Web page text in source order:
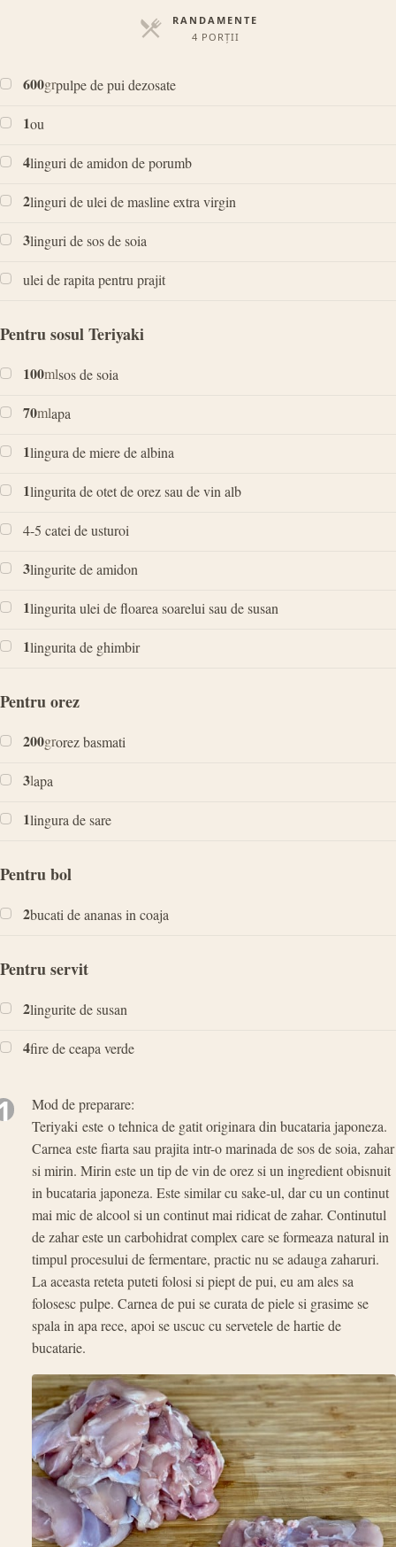
RANDAMENTE
4 PORȚII
600grpulpe de pui dezosate
1ou
4linguri de amidon de porumb
2linguri de ulei de masline extra virgin
3linguri de sos de soia
ulei de rapita pentru prajit
Pentru sosul Teriyaki
100mlsos de soia
70mlapa
1lingura de miere de albina
1lingurita de otet de orez sau de vin alb
4-5 catei de usturoi
3lingurite de amidon
1lingurita ulei de floarea soarelui sau de susan
1lingurita de ghimbir
Pentru orez
200grorez basmati
3lapa
1lingura de sare
Pentru bol
2bucati de ananas in coaja
Pentru servit
2lingurite de susan
4fire de ceapa verde
Mod de preparare:
Teriyaki este o tehnica de gatit originara din bucataria japoneza.
Carnea este fiarta sau prajita intr-o marinada de sos de soia, zahar
si mirin. Mirin este un tip de vin de orez si un ingredient obisnuit
in bucataria japoneza. Este similar cu sake-ul, dar cu un continut
mai mic de alcool si un continut mai ridicat de zahar. Continutul
de zahar este un carbohidrat complex care se formeaza natural in
timpul procesului de fermentare, practic nu se adauga zaharuri.
La aceasta reteta puteti folosi si piept de pui, eu am ales sa
folosesc pulpe. Carnea de pui se curata de piele si grasime se
spala in apa rece, apoi se uscuc cu servetele de hartie de
bucatarie.